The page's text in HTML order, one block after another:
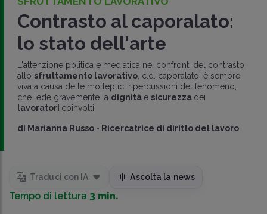
Contrasto al caporalato:
lo stato dell'arte
L'attenzione politica e mediatica nei confronti del contrasto
allo sfruttamento lavorativo, c.d. caporalato, è sempre
viva a causa delle molteplici ripercussioni del fenomeno,
che lede gravemente la dignitàe sicurezza dei
lavoratori coinvolti.
di Marianna Russo - Ricercatrice di diritto del lavoro
Traduci con IA Ascolta la news
Tempo di lettura 3 min.